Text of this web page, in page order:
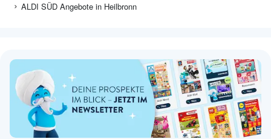
ALDI SÜD Angebote in Heilbronn